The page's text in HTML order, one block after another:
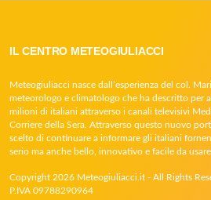
IL CENTRO METEOGIULIACCI
Meteogiuliacci nasce dall’esperienza del col.
meteorologo e climatologo che ha descritto per
milioni di italiani attraverso i canali televisivi
Corriere della Sera. Attraverso questo nuovo
scelto di continuare a informare gli italiani
serio ma anche bello, innovativo e facile da usare.
Copyright 2026 Meteogiuliacci.it - All Rights
P.IVA 09788290964